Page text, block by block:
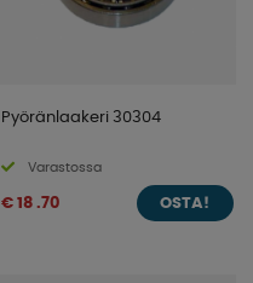
Pyöränlaakeri 30304
Varastossa
€ 18 .70 OSTA!